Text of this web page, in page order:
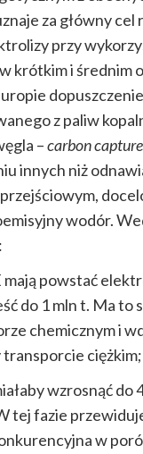
za główny
przy
krótkim i średnim
z paliw
–carbon
innych niż
wodór.
powstać
do 1 mln t. Ma to
chemicznym i
ciężkim;
wzrosnąć do
tej fazie
w